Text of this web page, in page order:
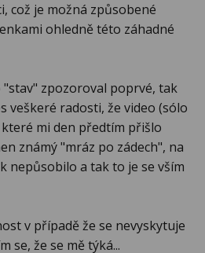
což je možná způsobené
ohledně této záhadné
"stav" zpozoroval poprvé, tak
veškeré radosti, že video (sólo
mi den předtím přišlo
známý "mráz po zádech", na
nepůsobilo a tak to je se vším
v případě že se nevyskytuje
se, že se mě týká...